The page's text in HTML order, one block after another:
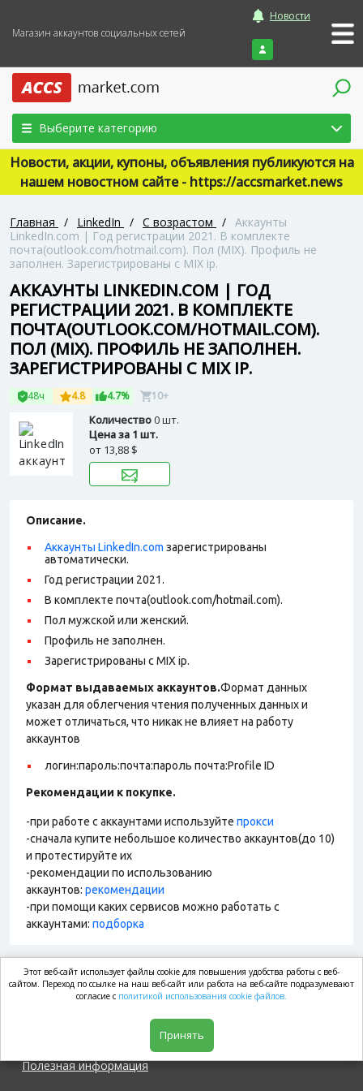
Магазин аккаунтов социальных сетей
Новости
Войти
Выберите категорию
Новости, акции, купоны, объявления публикуются на
нашем новостном сайте - https://accsmarket.news
Главная / LinkedIn / С возрастом / Аккаунты
LinkedIn.com | Год регистрации 2021. В комплекте
почта(outlook.com/hotmail.com). Пол (MIX). Профиль не
заполнен. Зарегистрированы с MIX ip.
АККАУНТЫ LINKEDIN.COM | ГОД
РЕГИСТРАЦИИ 2021. В КОМПЛЕКТЕ
ПОЧТА(OUTLOOK.COM/HOTMAIL.COM).
ПОЛ (MIX). ПРОФИЛЬ НЕ ЗАПОЛНЕН.
ЗАРЕГИСТРИРОВАНЫ С MIX IP.
48ч 4.8 4.7% 10+
Количество0 шт.
Цена за 1 шт.
от 13,88 $
Описание.
Аккаунты LinkedIn.com зарегистрированы
автоматически.
Год регистрации 2021.
В комплекте почта(outlook.com/hotmail.com).
Пол мужской или женский.
Профиль не заполнен.
Зарегистрированы с MIX ip.
Формат выдаваемых аккаунтов.Формат данных
указан для облегчения чтения полученных данных и
может отличаться, что никак не влияет на работу
аккаунтов
логин:пароль:почта:пароль почта:Profile ID
Рекомендации к покупке.
-при работе с аккаунтами используйте прокси
-сначала купите небольшое количество аккаунтов(до 10)
и протестируйте их
-рекомендации по использованию
аккаунтов: рекомендации
-при помощи каких сервисов можно работать с
аккаунтами: подборка
market.com
Полезная информация
Этот веб-сайт использует файлы cookie для повышения удобства работы с веб-
сайтом. Переход по ссылке на наш веб-сайт или работа на веб-сайте подразумевают
согласие с политикой использования cookie файлов.
Принять